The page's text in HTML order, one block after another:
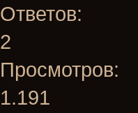
Ответов:
2
Просмотров:
1.191